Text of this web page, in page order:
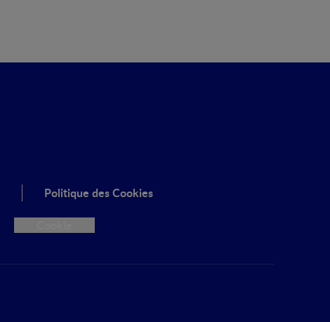
Politique des Cookies